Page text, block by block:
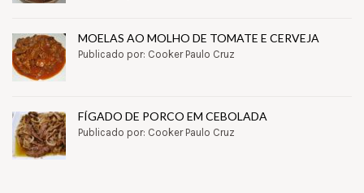
MOELAS AO MOLHO DE TOMATE E CERVEJA
Publicado por: Cooker Paulo Cruz
FÍGADO DE PORCO EM CEBOLADA
Publicado por: Cooker Paulo Cruz